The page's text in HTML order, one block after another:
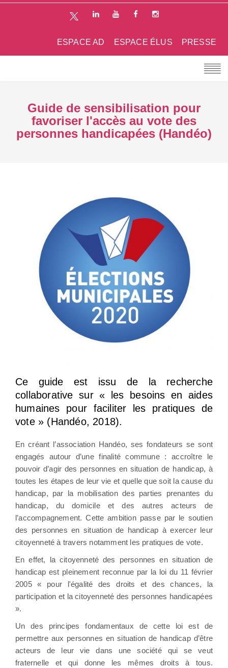
PRESSE
ESPACE ÉLUS
ESPACE AD
Guide de sensibilisation pour
favoriser l'accès au vote des
personnes handicapées (Handéo)
Ce guide est issu de la recherche
collaborative sur « les besoins en aides
humaines pour faciliter les pratiques de
vote » (Handéo, 2018).
En créant l’association Handéo, ses fondateurs se sont
engagés autour d’une finalité commune : accroître le
pouvoir d’agir des personnes en situation de handicap, à
toutes les étapes de leur vie et quelle que soit la cause du
handicap, par la mobilisation des parties prenantes du
handicap, du domicile et des autres acteurs de
l’accompagnement. Cette ambition passe par le soutien
des personnes en situation de handicap à exercer leur
citoyenneté à travers notamment les pratiques de vote.
En effet, la citoyenneté des personnes en situation de
handicap est pleinement reconnue par la loi du 11 février
2005 « pour l'égalité des droits et des chances, la
participation et la citoyenneté des personnes handicapées
».
Un des principes fondamentaux de cette loi est de
permettre aux personnes en situation de handicap d’être
acteurs de leur vie dans une société qui se veut
fraternelle et qui donne les mêmes droits à tous.